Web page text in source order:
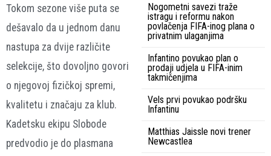
Tokom sezone više puta se
dešavalo da u jednom danu
nastupa za dvije različite
selekcije, što dovoljno govori
o njegovoj fizičkoj spremi,
kvalitetu i značaju za klub.
Kadetsku ekipu Slobode
predvodio je do plasmana
Nogometni savezi traže
istragu i reformu nakon
povlačenja FIFA-inog plana o
privatnim ulaganjima
Infantino povukao plan o
prodaji udjela u FIFA-inim
takmičenjima
Vels prvi povukao podršku
Infantinu
Matthias Jaissle novi trener
Newcastlea